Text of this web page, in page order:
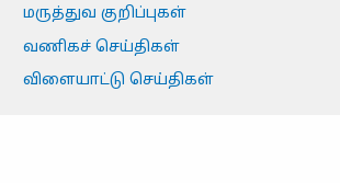
மருத்துவ குறிப்புகள்
வணிகச் செய்திகள்
விளையாட்டு செய்திகள்